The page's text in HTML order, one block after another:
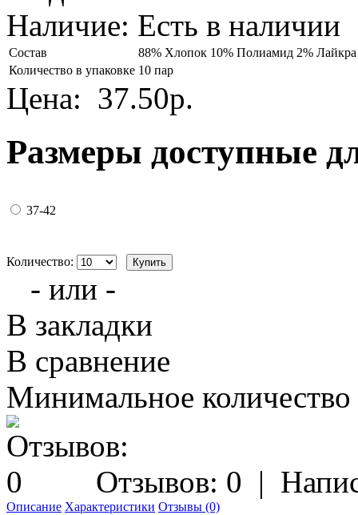
Наличие: Есть в наличии
Состав
88% Хлопок 10% Полиамид 2% Лайкра
Количество в упаковке 10 пар
Цена: 37.50р.
Размеры доступные
37-42
Количество:
- или -
В закладки
В сравнение
Минимальное количество
Отзывов: 0 |
Описание Характеристики Отзывы (0)